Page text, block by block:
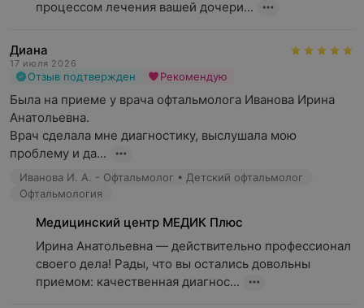
гипотиреоз (снижение функции щитовидной железы)
железы);
Пациентам с сахарным диабетом:
высокого уровня сахара в крови, который обусловлен
недостаточностью инсулина (тип 1 диабет) или
неспособностью организма правильно использовать
инсулин (тип 2 диабет);
Женщинам с нарушением месячного цикла:
неправильные, болезненные или нерегулярные
включает задержку роста у детей или акромегалию
(избыточный рост костей) у взрослых;
процессом лечения вашей дочери...
Диана
17 июля 2026
Отзыв подтвержден Рекомендую
Была на приеме у врача офтальмолога Иванова Ирина
Анатольевна.
Врач сделала мне диагностику, выслушала мою
проблему и да...
Иванова И. А. - Офтальмолог • Детский офтальмолог
Офтальмология
Медицинский центр МЕДИК Плюс
Ирина Анатольевна — действительно профессионал
своего дела! Рады, что вы остались довольны
приемом: качественная диагнос...